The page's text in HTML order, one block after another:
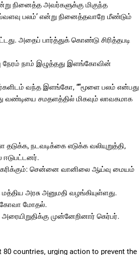
நினைத்த அவர்களுக்கு மிகுந்த
பலம்’ என்று நினைத்தவாறே மீண்டும்
அதைப் பார்த்துக் கொண்டு சிரித்தபடி
நேரம் நாம் இழுத்தது இளங்கோவின்
வந்த இளங்கோ, “”மூளை பலம் என்பது
வண்டியை சமதளத்தில் மிகவும் லாவகமாக
நடவடிக்கை எடுக்க வலியுறுத்தி,
ஈடுபட்டனர்.
சென்னை வானிலை ஆய்வு மையம்
அரசு அனுமதி வழங்கியுள்ளது.
கோவா மோதல்.
முன்னேறினார் கெர்பர்.
countries, urging action to prevent the